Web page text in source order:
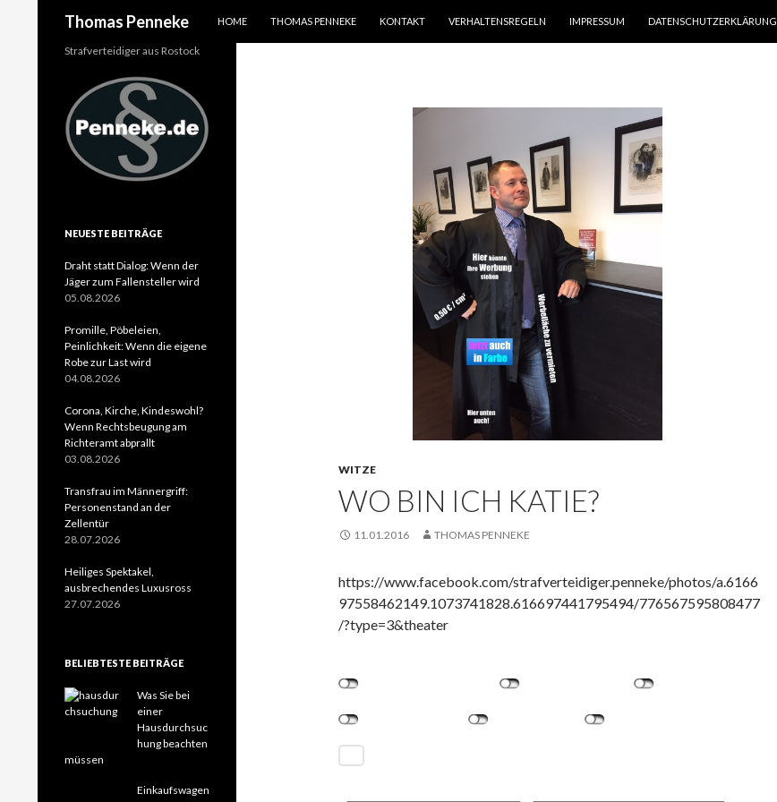
Thomas Penneke
HOME
THOMAS PENNEKE KONTAKT VERHALTENSREGELN IMPRESSUM DATENSCHUTZERKLÄRUNG
WITZE
WO BIN ICH KATIE?
11.01.2016 THOMAS PENNEKE
https://www.facebook.com/strafverteidiger.penneke/photos/a.6166
97558462149.1073741828.616697441795494/776567595808477
/?type=3&theater
Strafverteidiger aus Rostock
NEUESTE BEITRÄGE
Draht statt Dialog: Wenn der
Jäger zum Fallensteller wird
05.08.2026
Promille, Pöbeleien,
Peinlichkeit: Wenn die eigene
Robe zur Last wird
04.08.2026
Corona, Kirche, Kindeswohl?
Wenn Rechtsbeugung am
Richteramt abprallt
03.08.2026
Transfrau im Männergriff:
Personenstand an der
Zellentür
28.07.2026
Heiliges Spektakel,
ausbrechendes Luxusross
27.07.2026
BELIEBTESTE BEITRÄGE
Was Sie bei
einer
Hausdurchsuc
hung beachten
müssen
Einkaufswagen